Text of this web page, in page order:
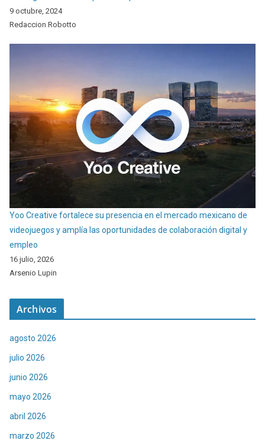
9 octubre, 2024
Redaccion Robotto
Yoo Creative fortalece su presencia en el mercado mexicano de
videojuegos y amplía las oportunidades de colaboración digital y
empleo
16 julio, 2026
Arsenio Lupin
Archivos
agosto 2026
julio 2026
junio 2026
mayo 2026
abril 2026
marzo 2026